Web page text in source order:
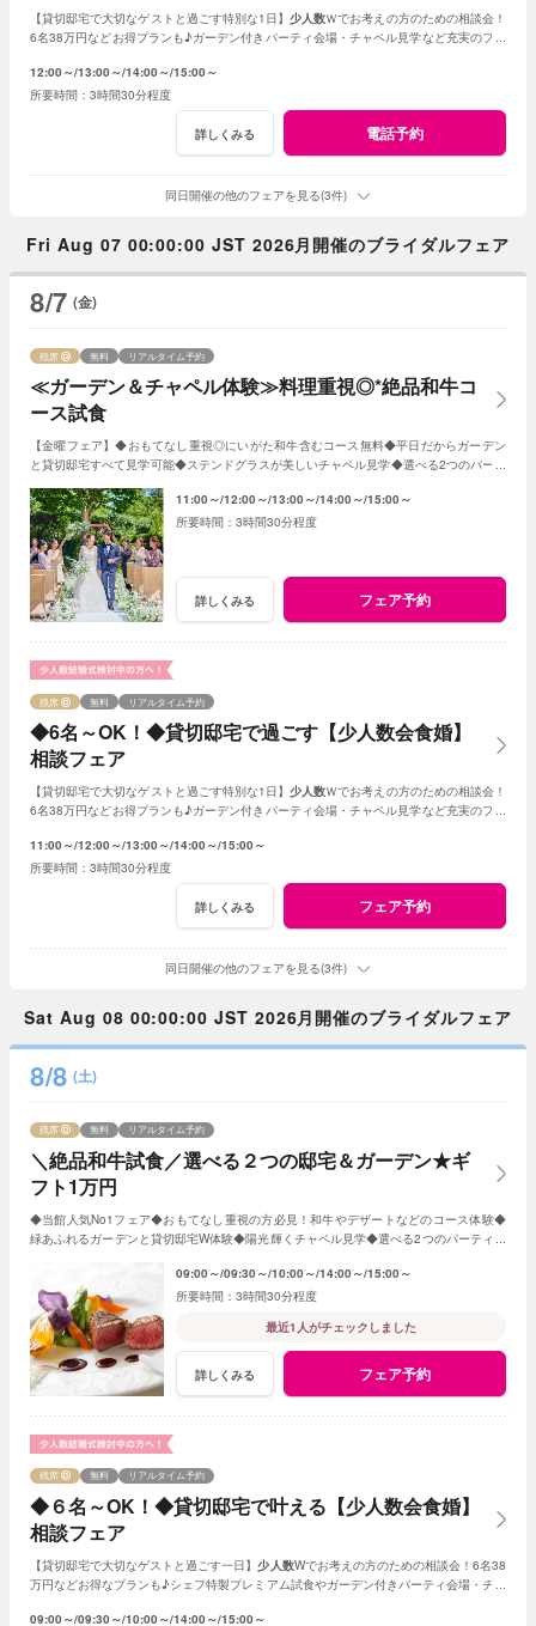
【貸切邸宅で大切なゲストと過ごす特別な1日】少人数Ｗでお考えの方のための相談会！
6名38万円などお得プランも♪ガーデン付きパーティ会場・チャペル見学など充実のフェ
12:00～ 13:00～ 14:00～ 15:00～
3時間30分程度
詳しくみる 電話予約
同日開催の他のフェアを見る(3件)
Fri Aug 07 00:00:00 JST 2026月開催のブライダルフェア
8/7 (金)
≪ガーデン＆チャペル体験≫料理重視◎*絶品和牛コ
ース試食
残席 無料 リアルタイム予約
【金曜フェア】◆おもてなし重視◎にいがた和牛含むコース無料◆平日だからガーデン
と貸切邸宅すべて見学可能◆ステンドグラスが美しいチャペル見学◆選べる2つのパーテ
11:00～ 12:00～ 13:00～ 14:00～ 15:00～
3時間30分程度
詳しくみる フェア予約
◆6名～OK！◆貸切邸宅で過ごす【少人数会食婚】
相談フェア
残席 無料 リアルタイム予約
【貸切邸宅で大切なゲストと過ごす特別な1日】少人数Ｗでお考えの方のための相談会！
6名38万円などお得プランも♪ガーデン付きパーティ会場・チャペル見学など充実のフェ
11:00～ 12:00～ 13:00～ 14:00～ 15:00～
3時間30分程度
詳しくみる フェア予約
同日開催の他のフェアを見る(3件)
Sat Aug 08 00:00:00 JST 2026月開催のブライダルフェア
8/8 (土)
＼絶品和牛試食／選べる２つの邸宅＆ガーデン★ギ
フト1万円
残席 無料 リアルタイム予約
◆当館人気No1フェア◆おもてなし重視の方必見！和牛やデザートなどのコース体験◆
緑あふれるガーデンと貸切邸宅W体験◆陽光輝くチャペル見学◆選べる2つのパーティ会
09:00～ 09:30～ 10:00～ 14:00～ 15:00～
3時間30分程度
最近1人がチェックしました
詳しくみる フェア予約
◆６名～OK！◆貸切邸宅で叶える【少人数会食婚】
相談フェア
残席 無料 リアルタイム予約
【貸切邸宅で大切なゲストと過ごす一日】少人数Wでお考えの方のための相談会！6名38
万円などお得なプランも♪シェフ特製プレミアム試食やガーデン付きパーティ会場・チャ
09:00～ 09:30～ 10:00～ 14:00～ 15:00～